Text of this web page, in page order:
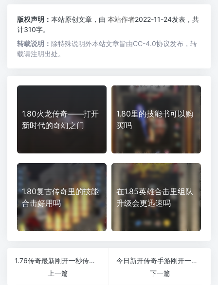
版权声明： 本站原创文章，由 本站作者2022-11-24发表，共
计310字。
转载说明： 除特殊说明外本站文章皆由CC-4.0协议发布，转
载请注明出处。
1.80火龙传奇——打开
新时代的奇幻之门
1.80里的技能书可以购
买吗
1.80复古传奇里的技能
合击好用吗
在1.85英雄合击里组队
升级会更迅速吗
1.76传奇最新刚开一秒传奇有哪些值得花钱去玩的地方
上一篇
今日新开传奇手游刚开一秒防御和加血哪个重要？
下一篇